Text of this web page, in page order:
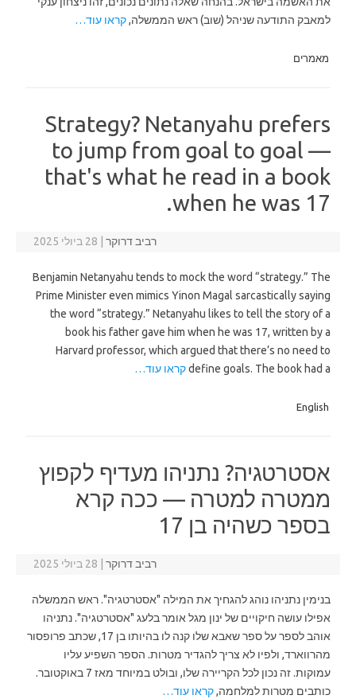
למאבק התודעה שניהל (שוב) ראש הממשלה,קראו עוד…
מאמרים
Strategy? Netanyahu prefers
to jump from goal to goal —
that's what he read in a book
when he was 17.
רביב דרוקר 28 ביולי 2025
Benjamin Netanyahu tends to mock the word “strategy.” The
Prime Minister even mimics Yinon Magal sarcastically saying
the word “strategy.” Netanyahu likes to tell the story of a
book his father gave him when he was 17, written by a
Harvard professor, which argued that there’s no need to
define goals. The book had aקראו עוד…
English
אסטרטגיה? נתניהו מעדיף לקפוץ
ממטרה למטרה — ככה קרא
בספר כשהיה בן 17
רביב דרוקר 28 ביולי 2025
בנימין נתניהו נוהג להגחיך את המילה "אסטרטגיה". ראש הממשלה
אפילו עושה חיקויים של ינון מגל אומר בלעג "אסטרטגיה". נתניהו
אוהב לספר על ספר שאבא שלו קנה לו בהיותו בן 17, שכתב פרופסור
מהרווארד, ולפיו לא צריך להגדיר מטרות. הספר השפיע עליו
עמוקות. זה נכון לכל הקריירה שלו, ובולט במיוחד מאז 7 באוקטובר.
כותבים מטרות למלחמה,קראו עוד…